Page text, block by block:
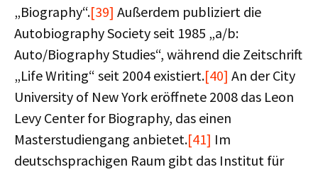
„Biography“.[39] Außerdem publiziert die
Autobiography Society seit 1985 „a/b:
Auto/Biography Studies“, während die Zeitschrift
„Life Writing“ seit 2004 existiert.[40] An der City
University of New York eröffnete 2008 das Leon
Levy Center for Biography, das einen
Masterstudiengang anbietet.[41] Im
deutschsprachigen Raum gibt das Institut für